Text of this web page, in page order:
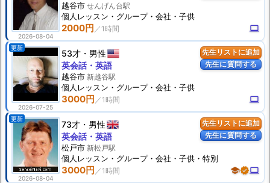
2026-08-04
2000円 computer
越谷市 せんげん台駅
個人 レッスン ・グループ・会社・子供
先生リストに追加
先生に質問する
更新
2026-07-25
53才 男性
3000円 computer
英会話・英語
越谷市 新越谷駅
個人 レッスン ・グループ・会社・子供
先生リストに追加
先生に質問する
更新
2026-08-04
73才 男性
3000円 schoolverifiedcomputer
英会話・英語
松戸市 新松戸駅
個人 レッスン ・グループ・会社・子供・特別